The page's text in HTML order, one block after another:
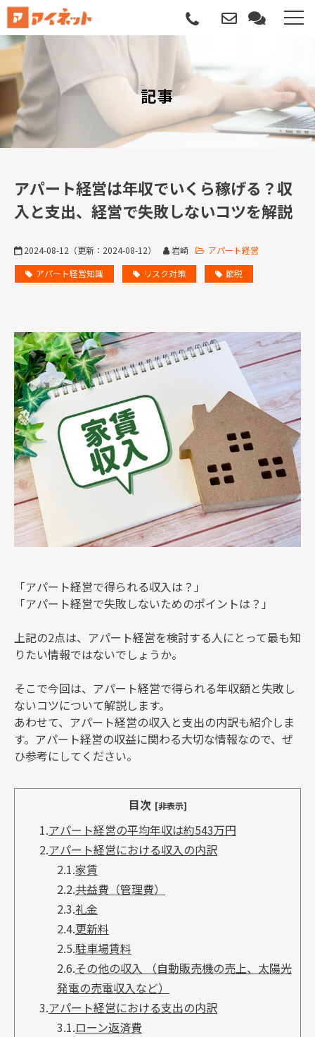
選ばれる理由
導入について
サポートについて
記事
資料請求
監修者一覧
記事
アパート経営は年収でいくら稼げる？収
入と支出、経営で失敗しないコツを解説
2024-08-12 （更新： 2024-08-12） 岩崎
アパート経営
アパート経営知識
リスク対策 節税
「アパート経営で得られる収入は？」
「アパート経営で失敗しないためのポイントは？」
上記の2点は、アパート経営を検討する人にとって最も知
りたい情報ではないでしょうか。
そこで今回は、アパート経営で得られる年収額と失敗し
ないコツについて解説します。
あわせて、アパート経営の収入と支出の内訳も紹介しま
す。アパート経営の収益に関わる大切な情報なので、ぜ
ひ参考にしてください。
目次 [非表示]
1.アパート経営の平均年収は約543万円
2.アパート経営における収入の内訳
2.1.家賃
2.2.共益費（管理費）
2.3.礼金
2.4.更新料
2.5.駐車場賃料
2.6.その他の収入 （自動販売機の売上、太陽光
発電の売電収入など）
3.アパート経営における支出の内訳
3.1.ローン返済費